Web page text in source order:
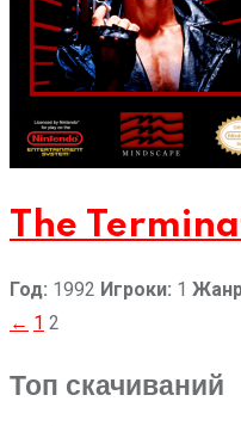
The
Год: 1992 Игроки: 1
Пагинация
← 1 2
Топ скачиваний